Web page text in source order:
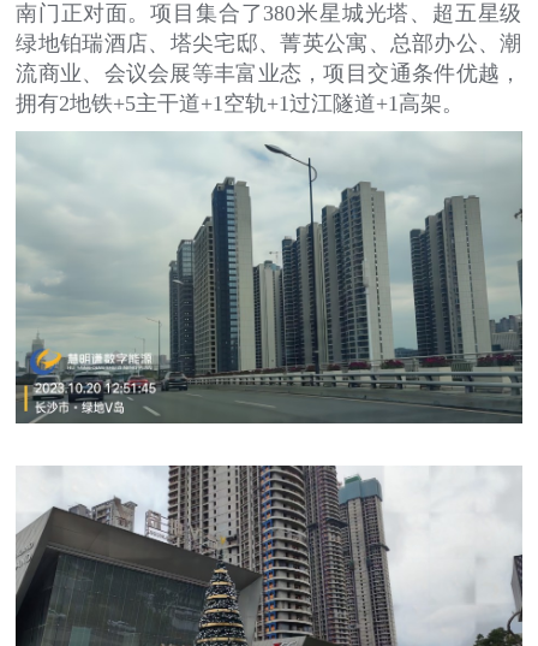
南门正对面 。项目集合了380米星城光塔、超五星级
绿地铂瑞酒店、塔尖宅邸、菁英公寓、总部办公、潮
流商业、会议会展等丰富业态，项目交通条件优越，
拥有2地铁+5主干道+1空轨+1过江隧道+1高架。